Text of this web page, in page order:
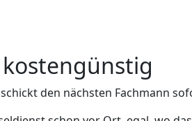
den nächsten Fachmann